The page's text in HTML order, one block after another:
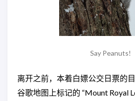
Say Peanuts!
离开之前，本着白嫖公交日票的
谷歌地图上标记的 “Mount Royal